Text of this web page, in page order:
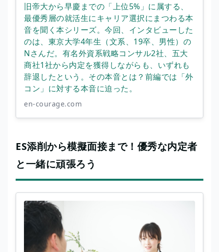
旧帝大から早慶までの「上位5%」に属する、
最優秀層の就活生にキャリア選択にまつわる本
音を聞く本シリーズ。今回、インタビューした
のは、東京大学4年生（文系、19卒、男性）の
Nさんだ。有名外資系戦略コンサル2社、五大
商社1社から内定を獲得しながらも、いずれも
辞退したという。その本音とは？前編では「外
コン」に対する本音に迫った。
en-courage.com
ES添削から模擬面接まで！優秀な内定者
と一緒に頑張ろう